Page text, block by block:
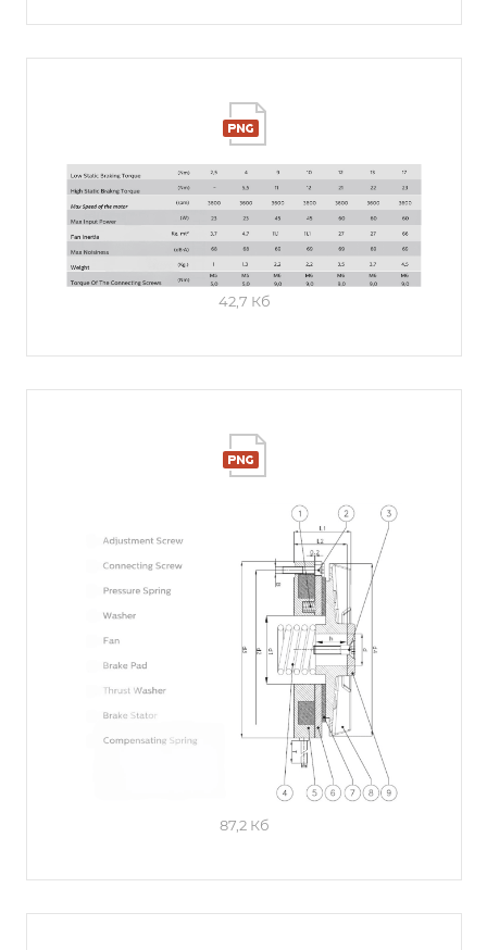
42,7 Кб
87,2 Кб